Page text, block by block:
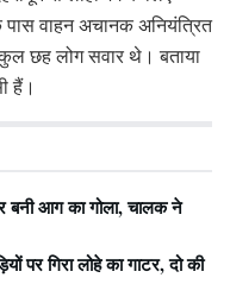
पास वाहन अचानक अनियंत्रित
कुल छह लोग सवार थे। बताया
हैं।
बनी आग का गोला, चालक ने
पर गिरा लोहे का गाटर, दो की